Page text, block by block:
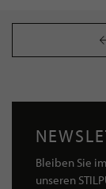
Bleiben Sie
unseren